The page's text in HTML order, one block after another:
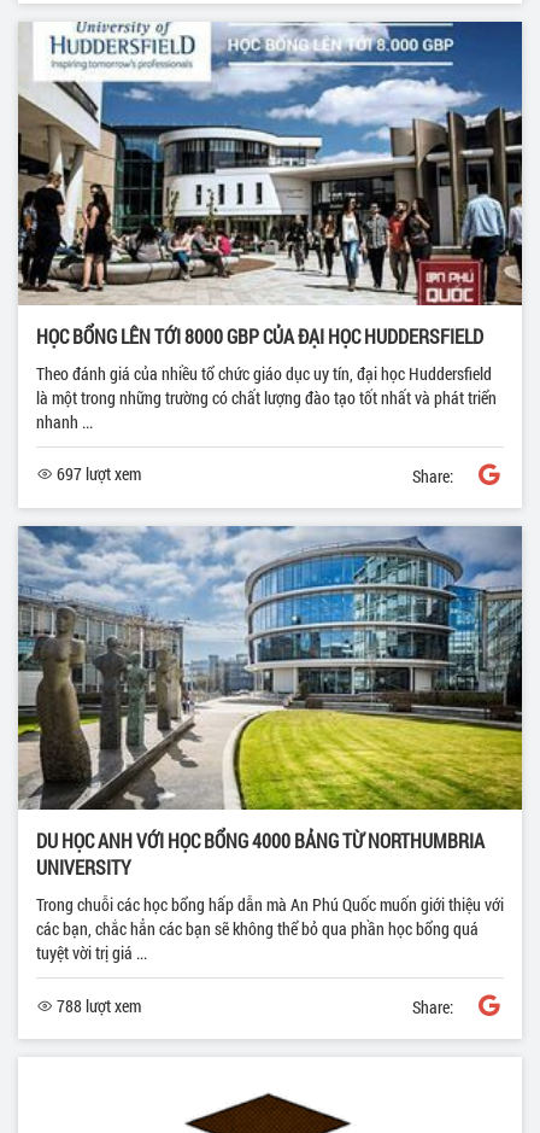
HỌC BỔNG LÊN TỚI 8000 GBP CỦA ĐẠI HỌC HUDDERSFIELD
Theo đánh giá của nhiều tổ chức giáo dục uy tín, đại học Huddersfield
là một trong những trường có chất lượng đào tạo tốt nhất và phát triển
nhanh ...
697 lượt xem Share:
DU HỌC ANH VỚI HỌC BỔNG 4000 BẢNG TỪ NORTHUMBRIA
UNIVERSITY
Trong chuỗi các học bổng hấp dẫn mà An Phú Quốc muốn giới thiệu với
các bạn, chắc hẳn các bạn sẽ không thể bỏ qua phần học bổng quá
tuyệt vời trị giá ...
788 lượt xem Share: